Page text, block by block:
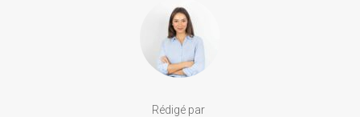
Rédigé par